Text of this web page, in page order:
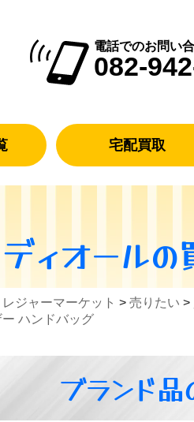
電話でのお問い
082-
宅配買取
ィオールの
ジャーマーケット > 売りたい >
ハンドバッグ
ブランド